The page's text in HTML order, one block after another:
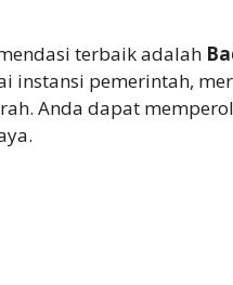
terbaik adalah
instansi pemerintah,
Anda dapat